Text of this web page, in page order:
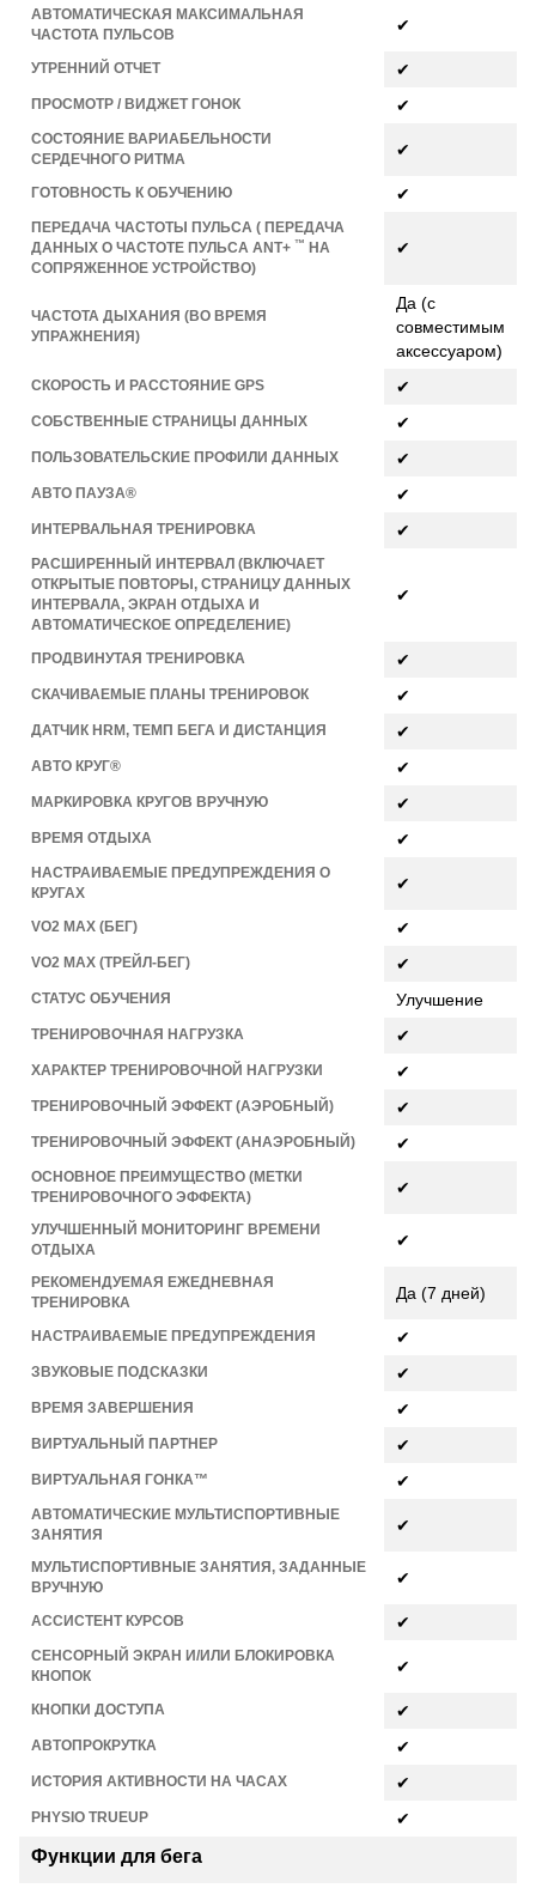
АВТОМАТИЧЕСКАЯ МАКСИМАЛЬНАЯ
ЧАСТОТА ПУЛЬСОВ
✔
УТРЕННИЙ ОТЧЕТ ✔
ПРОСМОТР / ВИДЖЕТ ГОНОК ✔
СОСТОЯНИЕ ВАРИАБЕЛЬНОСТИ
СЕРДЕЧНОГО РИТМА
✔
ГОТОВНОСТЬ К ОБУЧЕНИЮ ✔
ПЕРЕДАЧА ЧАСТОТЫ ПУЛЬСА ( ПЕРЕДАЧА
ДАННЫХ О ЧАСТОТЕ ПУЛЬСА ANT+ ™ НА
СОПРЯЖЕННОЕ УСТРОЙСТВО)
✔
ЧАСТОТА ДЫХАНИЯ (ВО ВРЕМЯ
УПРАЖНЕНИЯ)
Да (с
совместимым
аксессуаром)
СКОРОСТЬ И РАССТОЯНИЕ GPS ✔
СОБСТВЕННЫЕ СТРАНИЦЫ ДАННЫХ ✔
ПОЛЬЗОВАТЕЛЬСКИЕ ПРОФИЛИ ДАННЫХ ✔
АВТО ПАУЗА® ✔
ИНТЕРВАЛЬНАЯ ТРЕНИРОВКА ✔
РАСШИРЕННЫЙ ИНТЕРВАЛ (ВКЛЮЧАЕТ
ОТКРЫТЫЕ ПОВТОРЫ, СТРАНИЦУ ДАННЫХ
ИНТЕРВАЛА, ЭКРАН ОТДЫХА И
АВТОМАТИЧЕСКОЕ ОПРЕДЕЛЕНИЕ)
✔
ПРОДВИНУТАЯ ТРЕНИРОВКА ✔
СКАЧИВАЕМЫЕ ПЛАНЫ ТРЕНИРОВОК ✔
ДАТЧИК HRM, ТЕМП БЕГА И ДИСТАНЦИЯ ✔
АВТО КРУГ® ✔
МАРКИРОВКА КРУГОВ ВРУЧНУЮ ✔
ВРЕМЯ ОТДЫХА ✔
НАСТРАИВАЕМЫЕ ПРЕДУПРЕЖДЕНИЯ О
КРУГАХ
✔
VO2 MAX (БЕГ) ✔
VO2 MAX (ТРЕЙЛ-БЕГ) ✔
СТАТУС ОБУЧЕНИЯ Улучшение
ТРЕНИРОВОЧНАЯ НАГРУЗКА ✔
ХАРАКТЕР ТРЕНИРОВОЧНОЙ НАГРУЗКИ ✔
ТРЕНИРОВОЧНЫЙ ЭФФЕКТ (АЭРОБНЫЙ) ✔
ТРЕНИРОВОЧНЫЙ ЭФФЕКТ (АНАЭРОБНЫЙ) ✔
ОСНОВНОЕ ПРЕИМУЩЕСТВО (МЕТКИ
ТРЕНИРОВОЧНОГО ЭФФЕКТА)
✔
УЛУЧШЕННЫЙ МОНИТОРИНГ ВРЕМЕНИ
ОТДЫХА
✔
РЕКОМЕНДУЕМАЯ ЕЖЕДНЕВНАЯ
ТРЕНИРОВКА
Да (7 дней)
НАСТРАИВАЕМЫЕ ПРЕДУПРЕЖДЕНИЯ ✔
ЗВУКОВЫЕ ПОДСКАЗКИ ✔
ВРЕМЯ ЗАВЕРШЕНИЯ ✔
ВИРТУАЛЬНЫЙ ПАРТНЕР ✔
ВИРТУАЛЬНАЯ ГОНКА™ ✔
АВТОМАТИЧЕСКИЕ МУЛЬТИСПОРТИВНЫЕ
ЗАНЯТИЯ
✔
МУЛЬТИСПОРТИВНЫЕ ЗАНЯТИЯ, ЗАДАННЫЕ
ВРУЧНУЮ
✔
АССИСТЕНТ КУРСОВ ✔
СЕНСОРНЫЙ ЭКРАН И/ИЛИ БЛОКИРОВКА
КНОПОК
✔
КНОПКИ ДОСТУПА ✔
АВТОПРОКРУТКА ✔
ИСТОРИЯ АКТИВНОСТИ НА ЧАСАХ ✔
PHYSIO TRUEUP ✔
Функции для бега